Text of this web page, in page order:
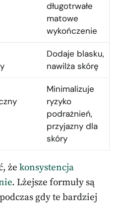
długotrwałe
matowe
wykończenie
Dodaje blasku,
nawilża skórę
Minimalizuje
ryzyko
podrażnień,
przyjazny dla
skóry
że konsystencja
. Lżejsze formuły są
gdy te bardziej